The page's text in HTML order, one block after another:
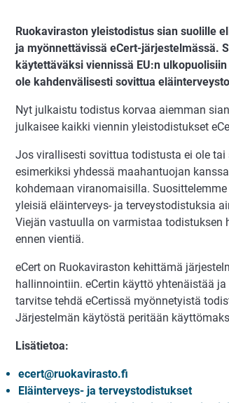
Ruokaviraston yleistodistus sian suolille
ja myönnettävissä eCert-järjestelmässä.
käytettäväksi viennissä EU:n
ole kahdenvälisesti sovittua
Nyt julkaistu todistus korvaa aiemman
julkaisee kaikki viennin yleistodistukset
Jos virallisesti sovittua todistusta ei ole
esimerkiksi yhdessä maahantuojan
kohdemaan viranomaisilla.
yleisiä eläinterveys- ja terveystodistuksia
Viejän vastuulla on varmistaa
ennen vientiä.
eCert on Ruokaviraston kehittämä
hallinnointiin. eCertin käyttö yhtenäistää
tarvitse tehdä eCertissä myönnetyistä
Järjestelmän käytöstä peritään
Lisätietoa:
ecert@ruokavirasto.fi
Eläinterveys- ja terveystodistukset